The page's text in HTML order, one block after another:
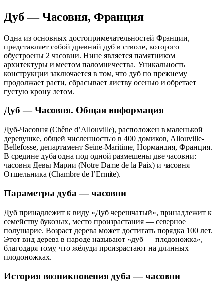
Дуб — Часовня, Франция
Одна из основных достопримечательностей Франции,
представляет собой древний дуб в стволе, которого
обустроены 2 часовни. Нине является памятником
архитектуры и местом паломничества. Уникальность
конструкции заключается в том, что дуб по прежнему
продолжает расти, сбрасывает листву осенью и обретает
густую крону летом.
Дуб — Часовня. Общая информация
Дуб-Часовня (Chêne d’Allouville), расположен в маленькой
деревушке, общей численностью в 400 домиков, Allouville-
Bellefosse, департамент Seine-Maritime, Нормандия, Франция.
В средине дуба одна под одной размешены две часовни:
часовня Девы Марии (Notre Dame de la Paix) и часовня
Отшельника (Chambre de l’Ermite).
Параметры дуба — часовни
Дуб принадлежит к виду «Дуб черешчатый», принадлежит к
семейству буковых, место произрастания — северное
полушарие. Возраст дерева может достигать порядка 100 лет.
Этот вид дерева в народе называют «дуб — плодоножка»,
благодаря тому, что жёлуди произрастают на длинных
плодоножках.
История возникновения дуба — часовни